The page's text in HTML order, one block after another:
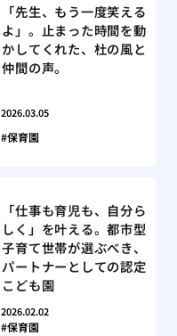
「先生、もう一度笑える
よ」。止まった時間を動
かしてくれた、杜の風と
仲間の声。
2026.03.05
保育園
「仕事も育児も、自分ら
しく」を叶える。都市型
子育て世帯が選ぶべき、
パートナーとしての認定
こども園
2026.02.02
保育園